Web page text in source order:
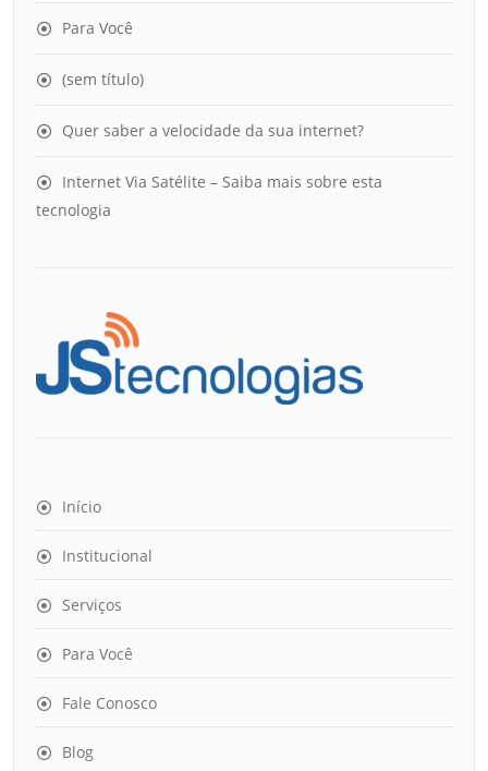
Para Você
(sem título)
Quer saber a velocidade da sua internet?
Internet Via Satélite – Saiba mais sobre esta
tecnologia
Início
Institucional
Serviços
Para Você
Fale Conosco
Blog